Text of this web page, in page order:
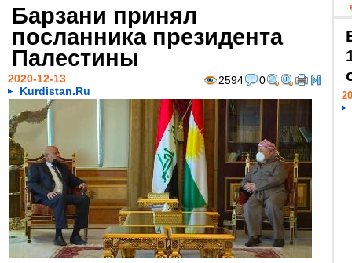
Барзани принял
посланника президента
Палестины
2594 0
2020-12-13
Kurdistan.Ru